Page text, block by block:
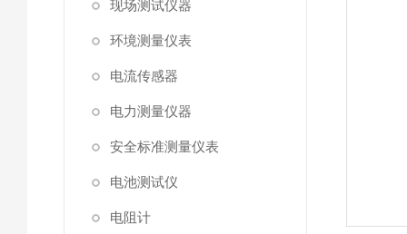
现场测试仪器
环境测量仪表
电流传感器
电力测量仪器
安全标准测量仪表
电池测试仪
电阻计